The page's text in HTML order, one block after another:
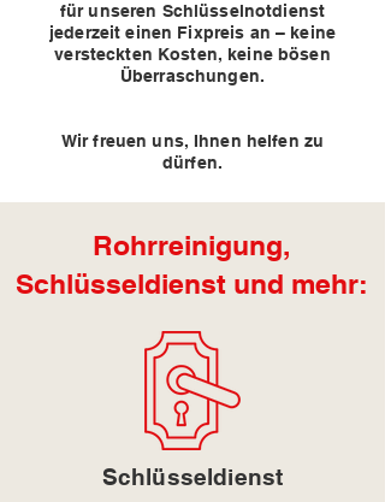
für unseren Schlüsselnotdienst
jederzeit einen Fixpreis an – keine
versteckten Kosten, keine bösen
Überraschungen.
Wir freuen uns, Ihnen helfen zu
dürfen.
Rohrreinigung,
Schlüsseldienst und mehr:
Schlüsseldienst